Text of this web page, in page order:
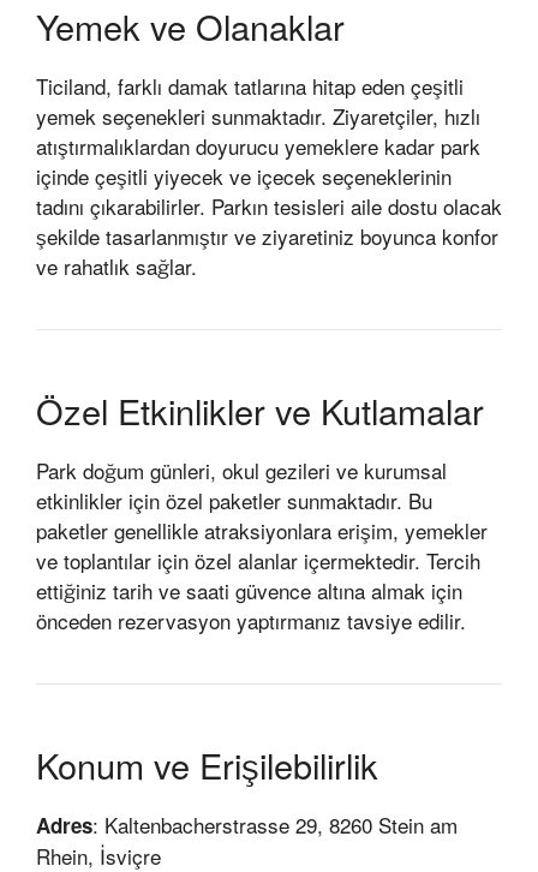
Yemek ve Olanaklar
Ticiland, farklı damak tatlarına hitap eden çeşitli
yemek seçenekleri sunmaktadır. Ziyaretçiler, hızlı
atıştırmalıklardan doyurucu yemeklere kadar park
içinde çeşitli yiyecek ve içecek seçeneklerinin
tadını çıkarabilirler. Parkın tesisleri aile dostu olacak
şekilde tasarlanmıştır ve ziyaretiniz boyunca konfor
ve rahatlık sağlar.
Özel Etkinlikler ve Kutlamalar
Park doğum günleri, okul gezileri ve kurumsal
etkinlikler için özel paketler sunmaktadır. Bu
paketler genellikle atraksiyonlara erişim, yemekler
ve toplantılar için özel alanlar içermektedir. Tercih
ettiğiniz tarih ve saati güvence altına almak için
önceden rezervasyon yaptırmanız tavsiye edilir.
Konum ve Erişilebilirlik
Adres: Kaltenbacherstrasse 29, 8260 Stein am
Rhein, İsviçre